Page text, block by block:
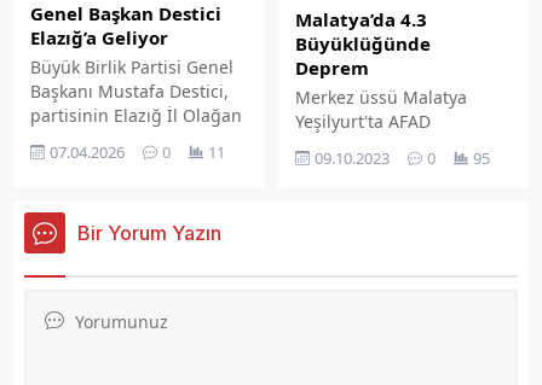
Genel Başkan Destici
Elazığ’a Geliyor
Büyük Birlik Partisi Genel
Başkanı Mustafa Destici,
partisinin Elazığ İl Olağan
Kongresi'ne katılmak
üzere Elazığ'a gelecek.
07.04.2026 0 11
Malatya’da 4.3
Büyüklüğünde
Deprem
Merkez üssü Malatya
Yeşilyurt'ta AFAD
büyüklüğünde bir deprem
09.10.2023 0 95
Bir Yorum Yazın